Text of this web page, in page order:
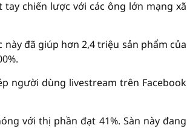
chiến lược với các ông lớn mạng xã
đã giúp hơn 2,4 triệu sản phẩm của
người dùng livestream trên Facebook
với thị phần đạt 41%. Sàn này đang